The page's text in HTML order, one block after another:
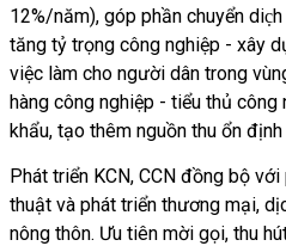
12%/năm), góp phần chuyển
tăng tỷ trọng công nghiệp - xây
việc làm cho người dân trong
hàng công nghiệp - tiểu thủ
khẩu, tạo thêm nguồn thu ổn
Phát triển KCN, CCN đồng bộ
thuật và phát triển thương mại,
nông thôn. Ưu tiên mời gọi, thu